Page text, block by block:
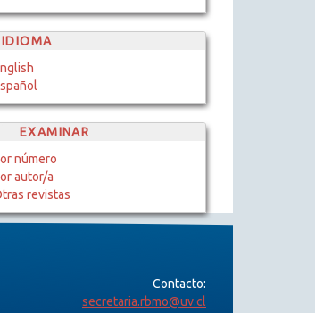
IDIOMA
EXAMINAR
número
autor/a
revistas
Contacto:
secretaria.rbmo@uv.cl